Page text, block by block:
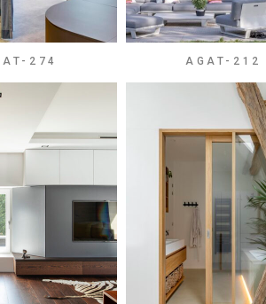
274 AGAT-212